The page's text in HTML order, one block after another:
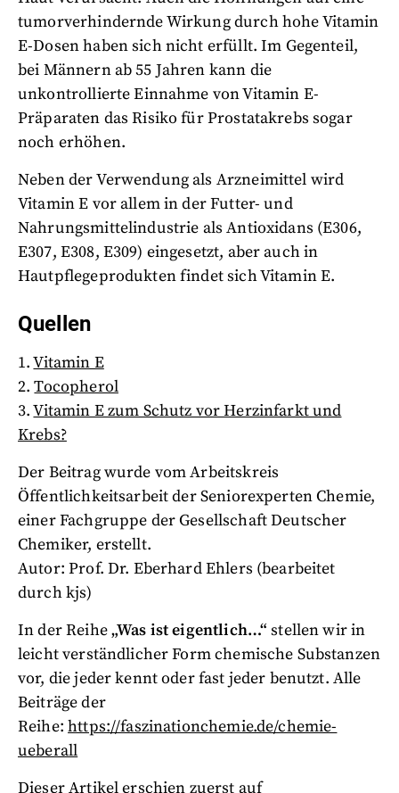
tumorverhindernde Wirkung durch hohe Vitamin
E-Dosen haben sich nicht erfüllt. Im Gegenteil,
bei Männern ab 55 Jahren kann die
unkontrollierte Einnahme von Vitamin E-
Präparaten das Risiko für Prostatakrebs sogar
noch erhöhen.
Neben der Verwendung als Arzneimittel wird
Vitamin E vor allem in der Futter- und
Nahrungsmittelindustrie als Antioxidans (E306,
E307, E308, E309) eingesetzt, aber auch in
Hautpflegeprodukten findet sich Vitamin E.
Quellen
1.Vitamin E
2.Tocopherol
3.Vitamin E zum Schutz vor Herzinfarkt und
Krebs?
Der Beitrag wurde vom Arbeitskreis
Öffentlichkeitsarbeit der Seniorexperten Chemie,
einer Fachgruppe der Gesellschaft Deutscher
Chemiker, erstellt.
Autor: Prof. Dr. Eberhard Ehlers (bearbeitet
durch kjs)
In der Reihe„Was ist eigentlich…“ stellen wir in
leicht verständlicher Form chemische Substanzen
vor, die jeder kennt oder fast jeder benutzt. Alle
Beiträge der
Reihe:https://faszinationchemie.de/chemie-
ueberall
Dieser Artikel erschien zuerst auf